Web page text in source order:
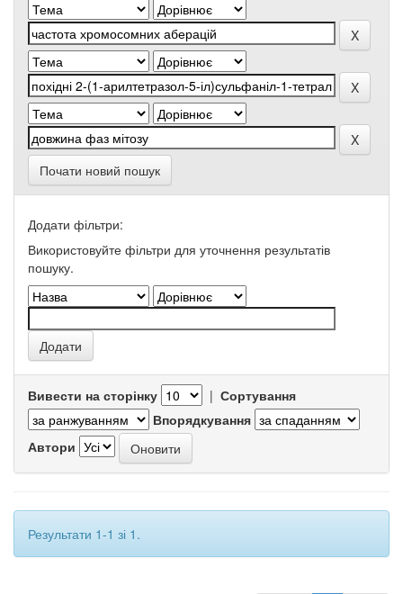
Почати новий пошук
Додати фільтри:
Використовуйте фільтри для уточнення результатів
пошуку.
Вивести на сторінку | Сортування
Впорядкування
Автори
Результати 1-1 зі 1.